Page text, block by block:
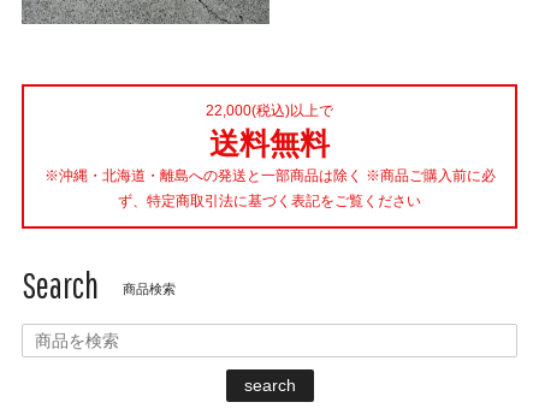
22,000(税込)以上で
送料無料
※沖縄・北海道・離島への発送と一部商品は除く ※商品ご購入前に必
ず、特定商取引法に基づく表記をご覧ください
Search 商品検索
search